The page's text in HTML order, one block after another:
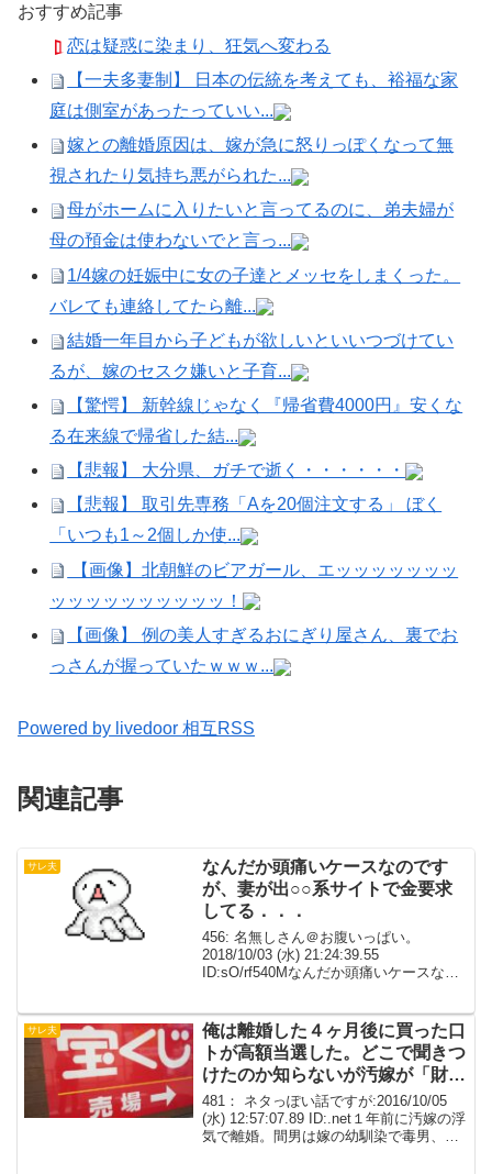
おすすめ記事
恋は疑惑に染まり、狂気へ変わる
【一夫多妻制】 日本の伝統を考えても、裕福な家
庭は側室があったっていい...
嫁との離婚原因は、嫁が急に怒りっぽくなって無
視されたり気持ち悪がられた...
母がホームに入りたいと言ってるのに、弟夫婦が
母の預金は使わないでと言っ...
1/4嫁の妊娠中に女の子達とメッセをしまくった。
バレても連絡してたら離...
結婚一年目から子どもが欲しいといいつづけてい
るが、嫁のセスク嫌いと子育...
【驚愕】 新幹線じゃなく『帰省費4000円』安くな
る在来線で帰省した結...
【悲報】 大分県、ガチで逝く・・・・・・
【悲報】 取引先専務「Aを20個注文する」 ぼく
「いつも1～2個しか使...
【画像】北朝鮮のビアガール、エッッッッッッッ
ッッッッッッッッッッ！
【画像】 例の美人すぎるおにぎり屋さん、裏でお
っさんが握っていたｗｗｗ...
Powered by livedoor 相互RSS
関連記事
サレ夫
なんだか頭痛いケースなのです
が、妻が出○○系サイトで金要求
してる．．．
456: 名無しさん＠お腹いっぱい。
2018/10/03 (水) 21:24:39.55
ID:sO/rf540Mなんだか頭痛いケースなの
あ457: 名無しさん＠お...
サレ夫
俺は離婚した４ヶ月後に買った口
トが高額当選した。どこで聞きつ
けたのか知らないが汚嫁が「財産
分与」と喚きながら凸してきた
481： ネタっぽい話ですが:2016/10/05
(水) 12:57:07.89 ID:.net１年前に汚嫁の浮
気で離婚。間男は嫁の幼馴染で毒男、汚